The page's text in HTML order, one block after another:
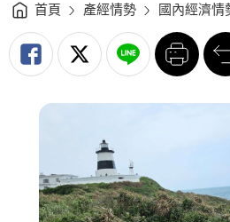
首頁 產經情勢 國內經濟情
列
印
回
前
一
頁